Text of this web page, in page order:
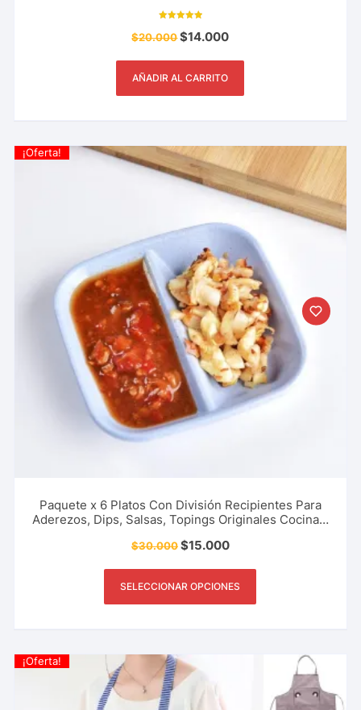
5.00
de 5
$20.000$14.000
AÑADIR AL CARRITO
¡Oferta!
Paquete x 6 Platos Con División Recipientes Para
Aderezos, Dips, Salsas, Topings Originales Cocina y
$30.000$15.000
SELECCIONAR OPCIONES
¡Oferta!